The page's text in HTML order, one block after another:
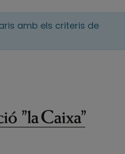
amb els criteris de